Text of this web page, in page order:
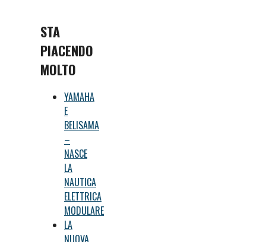
STA
PIACENDO
MOLTO
YAMAHA
E
BELISAMA
–
NASCE
LA
NAUTICA
ELETTRICA
MODULARE
LA